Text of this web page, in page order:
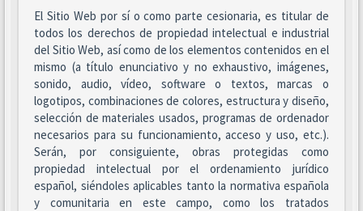
El Sitio Web por sí o como parte cesionaria, es titular de
todos los derechos de propiedad intelectual e industrial
del Sitio Web, así como de los elementos contenidos en el
mismo (a título enunciativo y no exhaustivo, imágenes,
sonido, audio, vídeo, software o textos, marcas o
logotipos, combinaciones de colores, estructura y diseño,
selección de materiales usados, programas de ordenador
necesarios para su funcionamiento, acceso y uso, etc.).
Serán, por consiguiente, obras protegidas como
propiedad intelectual por el ordenamiento jurídico
español, siéndoles aplicables tanto la normativa española
y comunitaria en este campo, como los tratados